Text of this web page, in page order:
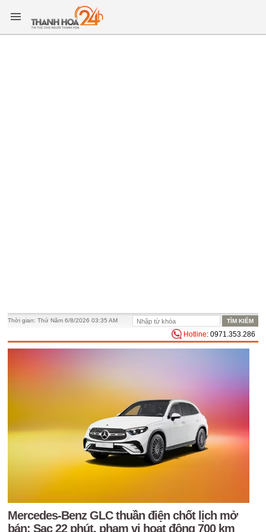
Thời gian:Thứ Năm 6/8/2026 03:35 AM
Hotline: 0971.353.286
Mercedes-Benz GLC thuần điện chốt lịch mở
bán: Sạc 22 phút, phạm vi hoạt động 700 km